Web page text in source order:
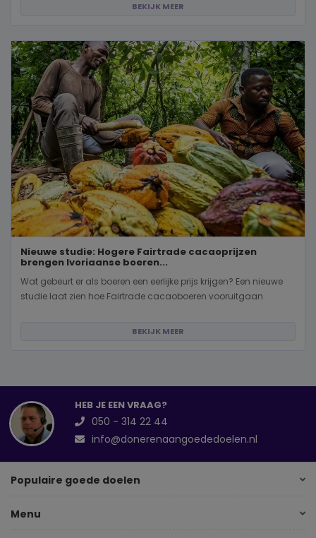
BEKIJK MEER
Nieuwe studie: Hogere Fairtrade cacaoprijzen
brengen Ivoriaanse boeren...
Wat gebeurt er als boeren een eerlijke prijs krijgen? Een nieuwe
studie laat zien hoe Fairtrade cacaoboeren vooruitgaan
BEKIJK MEER
HEB JE EEN VRAAG?
050 - 314 22 44
info@donerenaangoededoelen.nl
Populaire goede doelen
Menu